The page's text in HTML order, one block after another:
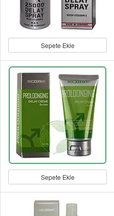
Sepete Ekle
Sepete Ekle